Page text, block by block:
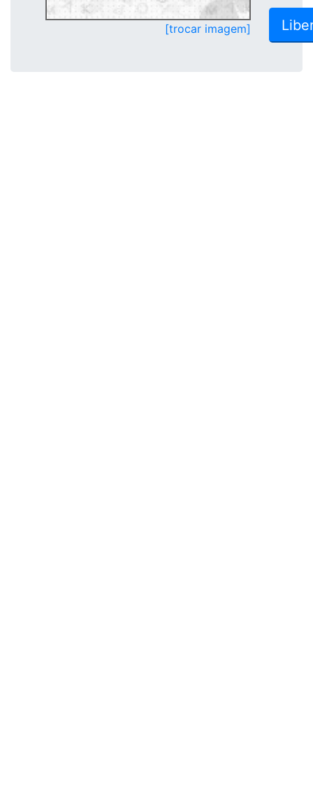
[trocar imagem]